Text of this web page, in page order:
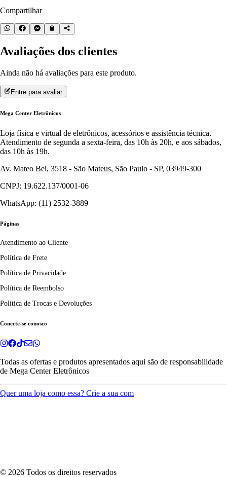
Compartilhar
Avaliações dos clientes
Ainda não há avaliações para este produto.
Entre para avaliar
Mega Center Eletrônicos
Loja física e virtual de eletrônicos, acessórios e assistência técnica.
Atendimento de segunda a sexta-feira, das 10h às 20h, e aos sábados,
das 10h às 19h.
Av. Mateo Bei, 3518 - São Mateus, São Paulo - SP, 03949-300
CNPJ: 19.622.137/0001-06
WhatsApp: (11) 2532-3889
Páginas
Atendimento ao Cliente
Política de Frete
Política de Privacidade
Política de Reembolso
Política de Trocas e Devoluções
Conecte-se conosco
Todas as ofertas e produtos apresentados aqui são de responsabilidade
de Mega Center Eletrônicos
Quer uma loja como essa? Crie a sua com
© 2026 Todos os direitos reservados